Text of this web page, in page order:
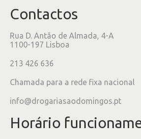
Contactos
Rua D. Antão de Almada, 4-A
1100-197 Lisboa
213 426 636
Chamada para a rede fixa nacional
info@drogariasaodomingos.pt
Horário